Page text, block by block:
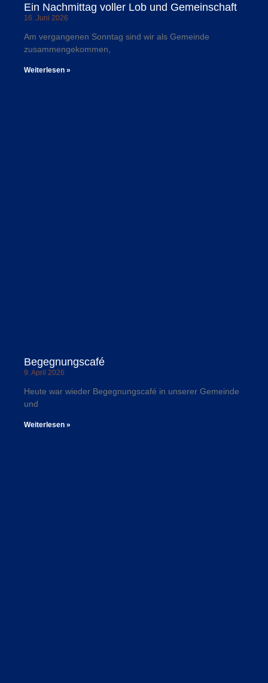
Ein Nachmittag voller Lob und Gemeinschaft
16. Juni 2026
Am vergangenen Sonntag sind wir als Gemeinde
zusammengekommen,
Weiterlesen »
Begegnungscafé
9. April 2026
Heute war wieder Begegnungscafé in unserer Gemeinde
und
Weiterlesen »